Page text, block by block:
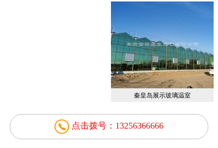
秦皇岛展示玻璃温室
点击拨号：13256366666